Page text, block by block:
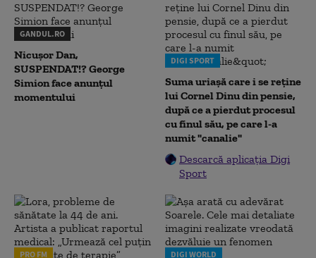
GANDUL.RO
Nicușor Dan,
SUSPENDAT!? George
Simion face anunțul
momentului
DIGI SPORT
Suma uriașă care i se reține
lui Cornel Dinu din pensie,
după ce a pierdut procesul
cu finul său, pe care l-a
numit "canalie"
Descarcă aplicația Digi
Sport
PRO FM DIGI WORLD